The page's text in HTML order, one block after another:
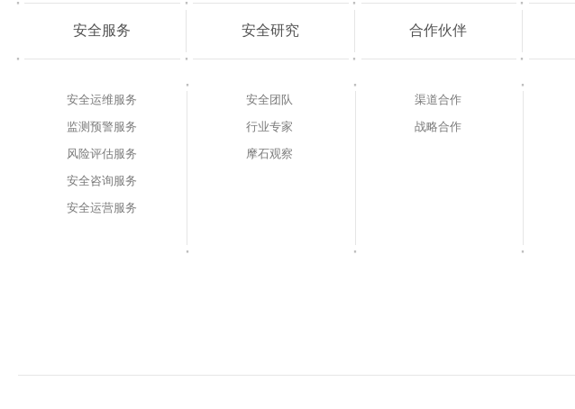
安全服务
安全运维服务
监测预警服务
风险评估服务
安全咨询服务
安全运营服务
安全研究
安全团队
行业专家
摩石观察
合作伙伴
渠道合作
战略合作